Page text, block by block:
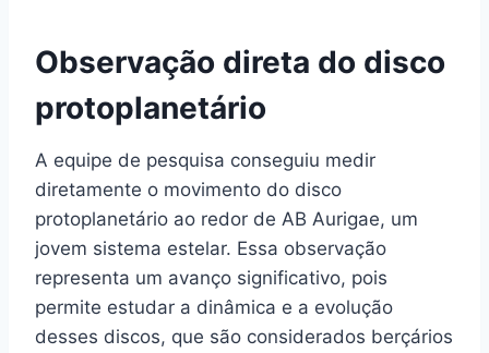
Observação direta do disco
protoplanetário
A equipe de pesquisa conseguiu medir
diretamente o movimento do disco
protoplanetário ao redor de AB Aurigae, um
jovem sistema estelar. Essa observação
representa um avanço significativo, pois
permite estudar a dinâmica e a evolução
desses discos, que são considerados berçários